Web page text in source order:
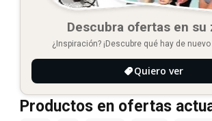
Descubra ofertas en su
¿Inspiración? ¡Descubre qué hay de
Quiero ver
Productos en ofertas